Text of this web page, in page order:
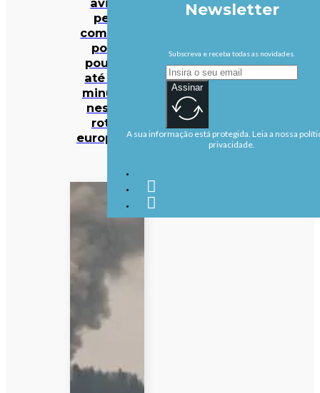
pelo
comboio
pode
poupar
até 140
minutos
nestas
rotas
europeias
Newsletter
Subscreva e receba todas as novidades.
Assinar
A sua informação está protegida. Leia a nossa
privacidade.